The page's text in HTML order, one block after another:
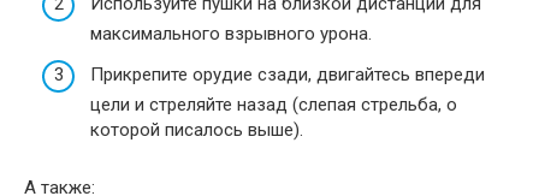
максимального взрывного урона.
Прикрепите орудие сзади, двигайтесь впереди
цели и стреляйте назад (слепая стрельба, о
которой писалось выше).
А также: